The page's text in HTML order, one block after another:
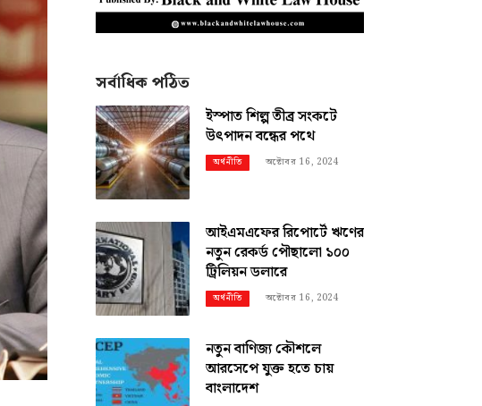
সর্বাধিক পঠিত
ইস্পাত শিল্প তীব্র সংকটে
উৎপাদন বন্ধের পথে
অর্থনীতি অক্টোবর 16, 2024
আইএমএফের রিপোর্টে ঋণের
নতুন রেকর্ড পৌছালো ১০০
ট্রিলিয়ন ডলারে
অর্থনীতি অক্টোবর 16, 2024
নতুন বাণিজ্য কৌশলে
আরসেপে যুক্ত হতে চায়
বাংলাদেশ